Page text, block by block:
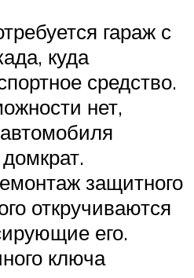
гараж с
куда
средство.
нет,
защитного
откручиваются
его.
ключа